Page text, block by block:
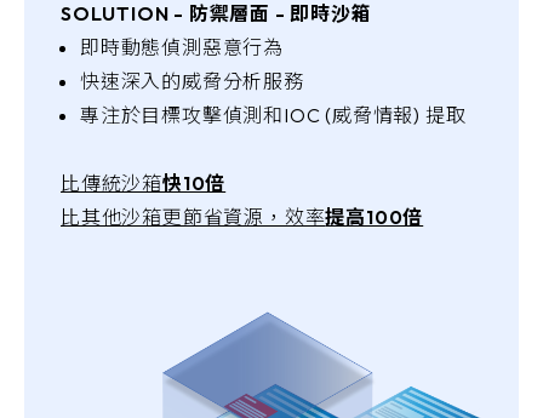
SOLUTION - 防禦層面 - 即時沙箱
即時動態偵測惡意行為
快速深入的威脅分析服務
專注於目標攻擊偵測和IOC (威脅情報) 提取
比傳統沙箱快10倍
比其他沙箱更節省資源，效率提高100倍